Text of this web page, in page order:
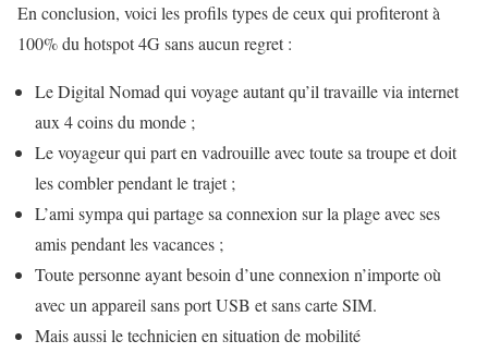
En conclusion, voici les profils types de ceux qui profiteront à
100% du hotspot 4G sans aucun regret :
Le Digital Nomad qui voyage autant qu’il travaille via internet
aux 4 coins du monde ;
Le voyageur qui part en vadrouille avec toute sa troupe et doit
les combler pendant le trajet ;
L’ami sympa qui partage sa connexion sur la plage avec ses
amis pendant les vacances ;
Toute personne ayant besoin d’une connexion n’importe où
avec un appareil sans port USB et sans carte SIM.
Mais aussi le technicien en situation de mobilité